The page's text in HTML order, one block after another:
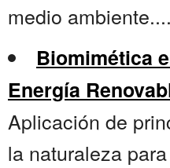
medio ambiente....
Biomimética
Energía
Aplicación de
la naturaleza